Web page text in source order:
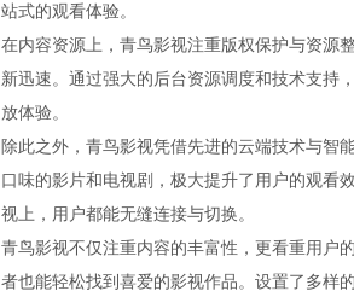
站式的观看体验。
在内容资源上，青鸟影视注重版权保护与资源
新迅速。通过强大的后台资源调度和技术支持
放体验。
除此之外，青鸟影视凭借先进的云端技术与智
口味的影片和电视剧，极大提升了用户的观看
视上，用户都能无缝连接与切换。
青鸟影视不仅注重内容的丰富性，更看重用户
者也能轻松找到喜爱的影视作品。设置了多样